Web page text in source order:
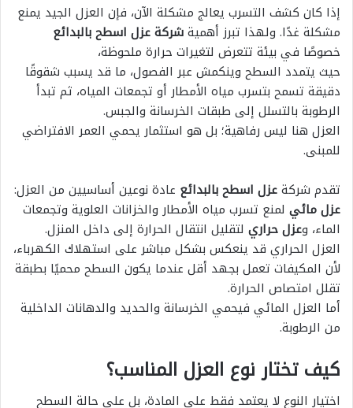
إذا كان كشف التسرب يعالج مشكلة الآن، فإن العزل الجيد يمنع
مشكلة غدًا. ولهذا تبرز أهميةشركة عزل اسطح بالبدائع
خصوصًا في بيئة تتعرض لتغيرات حرارة ملحوظة،
حيث يتمدد السطح وينكمش عبر الفصول، ما قد يسبب شقوقًا
دقيقة تسمح بتسرب مياه الأمطار أو تجمعات المياه، ثم تبدأ
الرطوبة بالتسلل إلى طبقات الخرسانة والجبس.
العزل هنا ليس رفاهية؛ بل هو استثمار يحمي العمر الافتراضي
للمبنى.
تقدم شركةعزل اسطح بالبدائع عادة نوعين أساسيين من العزل:
عزل مائي لمنع تسرب مياه الأمطار والخزانات العلوية وتجمعات
الماء، وعزل حراري لتقليل انتقال الحرارة إلى داخل المنزل.
العزل الحراري قد ينعكس بشكل مباشر على استهلاك الكهرباء،
لأن المكيفات تعمل بجهد أقل عندما يكون السطح محميًا بطبقة
تقلل امتصاص الحرارة.
أما العزل المائي فيحمي الخرسانة والحديد والدهانات الداخلية
من الرطوبة.
كيف تختار نوع العزل المناسب؟
اختيار النوع لا يعتمد فقط على المادة، بل على حالة السطح